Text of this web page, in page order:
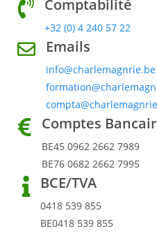
Comptabilité
+32 (0) 4 240 57 22
Emails
info@charlemagnrie.be
Comptes
BE45 0962 2662 7989
BE76 0682 2662 7995
BCE/TVA
0418 539 855
BE0418 539 855